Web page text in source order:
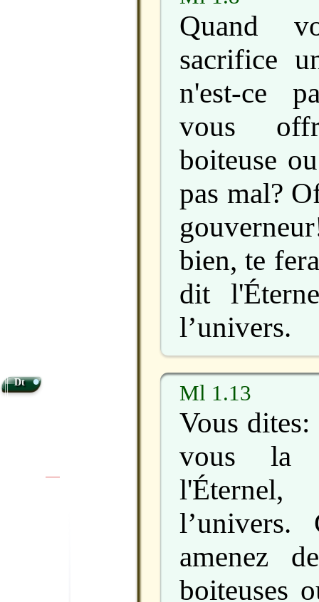
Quand
sacrifice
n'est-ce
vous
boiteuse
pas mal?
bien, te
dit
l’univers.
Ml 1.13
Vous
vous la
l’univers.
amenez
boiteuses
Dt •